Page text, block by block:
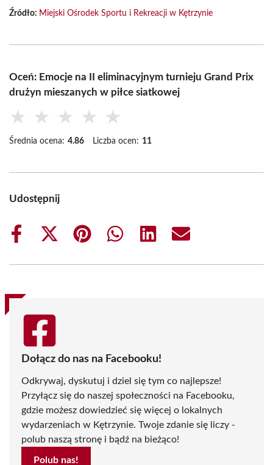
Źródło: Miejski Ośrodek Sportu i Rekreacji w Kętrzynie
Oceń: Emocje na II eliminacyjnym turnieju Grand Prix
drużyn mieszanych w piłce siatkowej
★ ★ ★ ★ ★
Średnia ocena: 4.86 Liczba ocen: 11
Udostępnij
Share
Share
(Twitter)
Share
Share
Share
Share
Dołącz do nas na Facebooku!
Odkrywaj, dyskutuj i dziel się tym co najlepsze!
Przyłącz się do naszej społeczności na Facebooku,
gdzie możesz dowiedzieć się więcej o lokalnych
wydarzeniach w Kętrzynie. Twoje zdanie się liczy -
polub naszą stronę i bądź na bieżąco!
Polub nas!